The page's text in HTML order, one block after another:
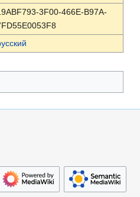
3F00-466E-B97A-